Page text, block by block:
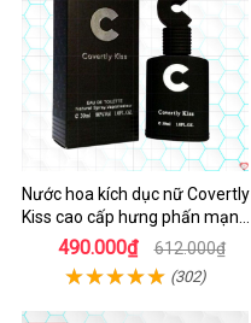
Nước hoa kích dục nữ Covertly
Kiss cao cấp hưng phấn mạnh
mẽ
490.000₫ 612.000₫
(302)